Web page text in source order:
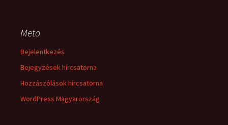
Meta
Bejelentkezés
Bejegyzések hírcsatorna
Hozzászólások hírcsatorna
WordPress Magyarország